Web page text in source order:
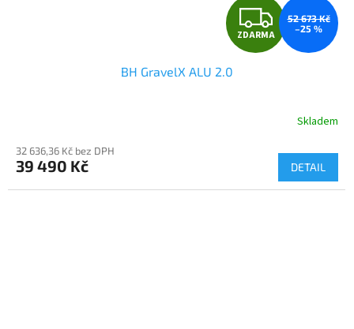
Z
D
M
A
ZDARMA
52 673 Kč
–25 %
BH GravelX ALU 2.0
Skladem
32 636,36 Kč bez DPH
39 490 Kč DETAIL